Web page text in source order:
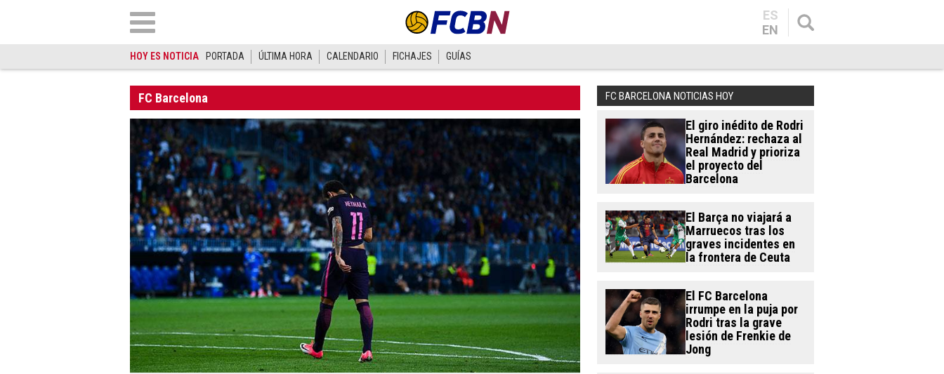
ES
EN
HOY ES NOTICIA PORTADA ÚLTIMA HORA CALENDARIO FICHAJES GUÍAS
FC Barcelona FC BARCELONA NOTICIAS HOY
El giro inédito de Rodri
Hernández: rechaza al
Real Madrid y prioriza
el proyecto del
Barcelona
El Barça no viajará a
Marruecos tras los
graves incidentes en
la frontera de Ceuta
El FC Barcelona
irrumpe en la puja por
Rodri tras la grave
lesión de Frenkie de
Jong